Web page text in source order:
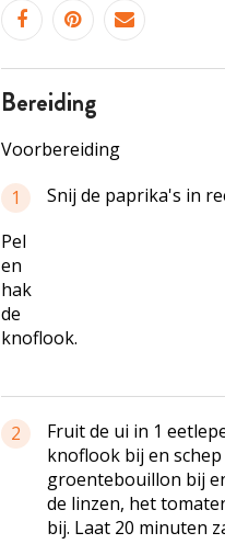
bereiding
Voorbereiding
1
Snij de paprika's in
Pel
en
hak
de
knoflook.
2
Fruit de ui in 1
knoflook bij en
groentebouillon bij
de linzen, het
bij. Laat 20 minuten